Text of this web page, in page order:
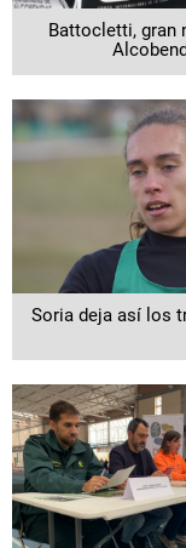
Battocletti, gran
Soria deja así los